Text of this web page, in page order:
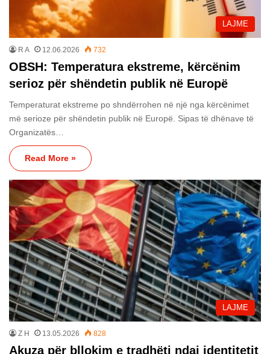
LAJME
R A 12.06.2026 732
OBSH: Temperatura ekstreme, kërcënim
serioz për shëndetin publik në Europë
Temperaturat ekstreme po shndërrohen në një nga kërcënimet
më serioze për shëndetin publik në Europë. Sipas të dhënave të
Organizatës…
Read More »
LAJME
Z H 13.05.2026 828
Akuza për bllokim e tradhëti ndaj identitetit